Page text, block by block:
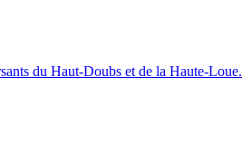
du Haut-Doubs et de la Haute-Loue.